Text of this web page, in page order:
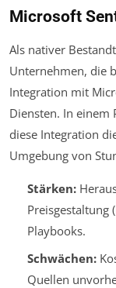
Microsoft
Als nativer
Unternehmen, die
Integration mit
Diensten. In
diese Integration
Umgebung von
Stärken:
Preisgestaltung
Playbooks.
Schwächen:
Quellen